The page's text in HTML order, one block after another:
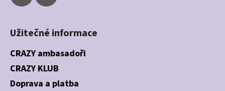
Užitečné informace
CRAZY ambasadoři
CRAZY KLUB
Doprava a platba